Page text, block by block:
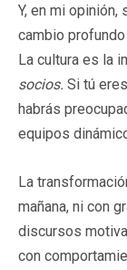
Y, en mi opinión,
cambio
La cultura es la
socios. Si tú
habrás
equipos
La
mañana, ni con
discursos
con